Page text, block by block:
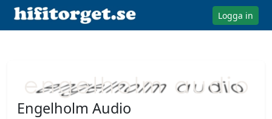
Logga in
Engelholm Audio